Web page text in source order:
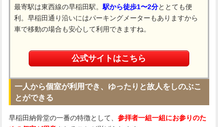
最寄駅は東西線の早稲田駅。駅から徒歩1〜2分ととても便
利。早稲田通り沿いにはパーキングメーターもありますから
車で移動の場合も安心して利用できますね。
公式サイトはこちら
一人から個室が利用でき、ゆったりと故人をしのぶこ
とができる
早稲田納骨堂の一番の特徴として、 参拝者一組一組にお参りのた